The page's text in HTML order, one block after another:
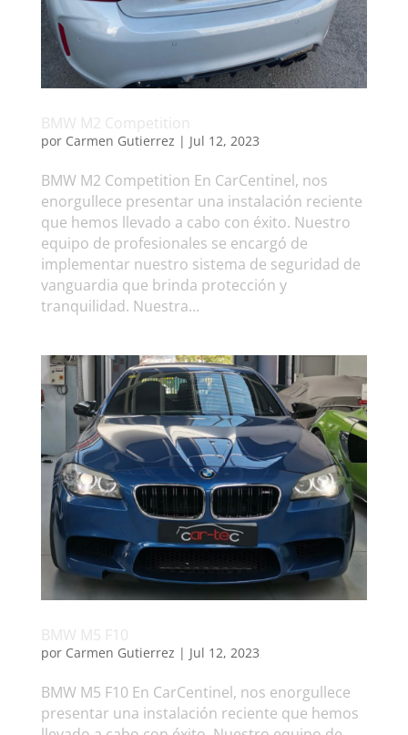
BMW M2 Competition
por Carmen Gutierrez | Jul 12, 2023
BMW M2 Competition En CarCentinel, nos
enorgullece presentar una instalación reciente
que hemos llevado a cabo con éxito. Nuestro
equipo de profesionales se encargó de
implementar nuestro sistema de seguridad de
vanguardia que brinda protección y
tranquilidad. Nuestra...
BMW M5 F10
por Carmen Gutierrez | Jul 12, 2023
BMW M5 F10 En CarCentinel, nos enorgullece
presentar una instalación reciente que hemos